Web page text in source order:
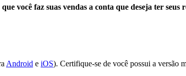
você faz suas vendas a conta que deseja ter seus
Android e iOS). Certifique-se de você possui a versão